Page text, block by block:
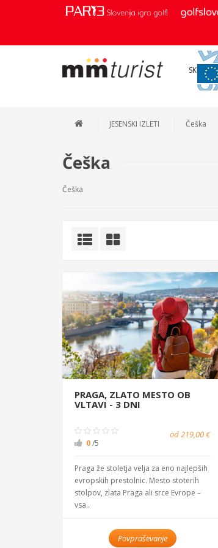
SKUPINE
JESENSKI IZLETI Češka
Češka
Češka
PRAGA, ZLATO MESTO OB
VLTAVI - 3 DNI
0/5
od 219,00 €
Praga že stoletja velja za eno najlepših
evropskih prestolnic. Mesto stoterih
stolpov, zlata Praga ali srce Evrope –
vsa..
Povpraševanje